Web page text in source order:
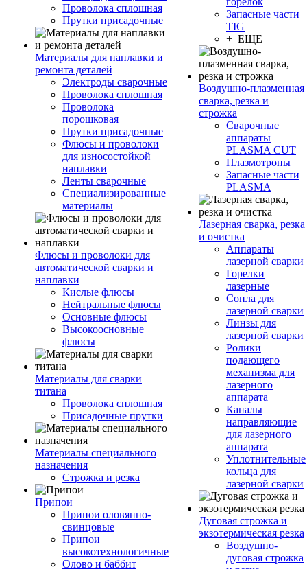
Проволока сплошная
Прутки присадочные
Материалы для наплавки и
ремонта деталей
Электроды сварочные
Проволока сплошная
Проволока
порошковая
Прутки присадочные
Флюсы и проволоки
для износостойкой
наплавки
Ленты сварочные
Специализированные
материалы
Флюсы и проволоки для
автоматической сварки и
наплавки
Кислые флюсы
Нейтральные флюсы
Основные флюсы
Высокоосновные
флюсы
Материалы для сварки
титана
Проволока сплошная
Присадочные прутки
Материалы специального
назначения
Строжка и резка
Припои
Припои оловянно-
свинцовые
Припои
высокотехнологичные
Олово и баббит
Запасные части
TIG
+ ЕЩЕ
Воздушно-плазменная
сварка, резка и
строжка
Сварочные
аппараты
PLASMA CUT
Плазмотроны
Запасные части
PLASMA
Лазерная сварка, резка
и очистка
Аппараты
лазерной сварки
Горелки
лазерные
Сопла для
лазерной сварки
Линзы для
лазерной сварки
Ролики
подающего
механизма для
лазерного
аппарата
Каналы
направляющие
для лазерного
аппарата
Уплотнительные
кольца для
лазерной сварки
Дуговая строжка и
экзотермическая резка
Воздушно-
дуговая строжка